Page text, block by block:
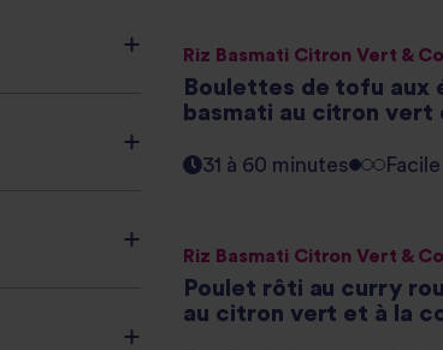
Riz Basmati Citron Vert &
Boulettes de tofu aux
basmati au citron vert
31 à 60 minutes Facile
Riz Basmati Citron Vert &
Poulet rôti au curry
au citron vert et à la